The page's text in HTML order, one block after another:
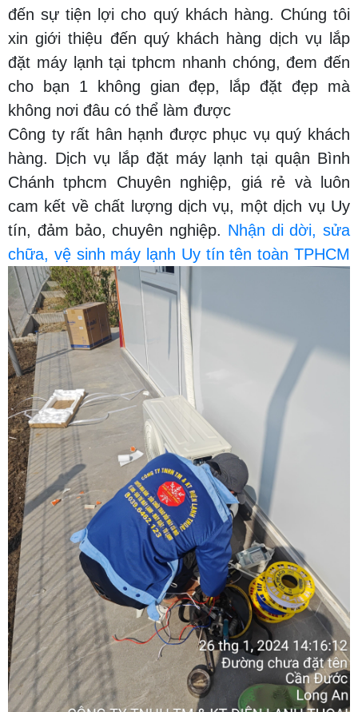
đến sự tiện lợi cho quý khách hàng. Chúng tôi
xin giới thiệu đến quý khách hàng dịch vụ lắp
đặt máy lạnh tại tphcm nhanh chóng, đem đến
cho bạn 1 không gian đẹp, lắp đặt đẹp mà
không nơi đâu có thể làm được
Công ty rất hân hạnh được phục vụ quý khách
hàng. Dịch vụ lắp đặt máy lạnh tại quận Bình
Chánh tphcm Chuyên nghiệp, giá rẻ và luôn
cam kết về chất lượng dịch vụ, một dịch vụ Uy
tín, đảm bảo, chuyên nghiệp. Nhận di dời, sửa
chữa, vệ sinh máy lạnh Uy tín tên toàn TPHCM